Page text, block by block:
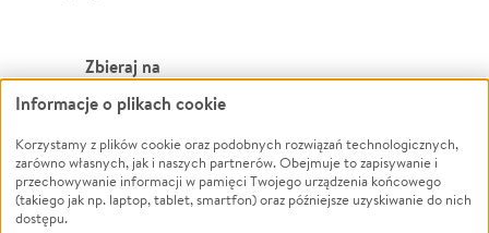
Zbieraj na
Leczenie
Zwierzęta
Pożar
Ukraina
Powódź
Wichura
NGO
Informacje o plikach cookie
Korzystamy z plików cookie oraz podobnych rozwiązań technologicznych,
zarówno własnych, jak i naszych partnerów. Obejmuje to zapisywanie i
przechowywanie informacji w pamięci Twojego urządzenia końcowego
(takiego jak np. laptop, tablet, smartfon) oraz późniejsze uzyskiwanie do nich
dostępu.